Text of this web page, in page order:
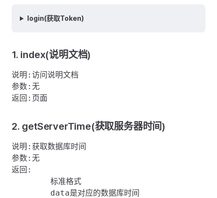
login(获取Token)
1. index(说明文档)
说明:访问说明文档
参数:无
2. getServerTime(获取服务器时间)
说明:获取数据库时间
参数:无
返回: